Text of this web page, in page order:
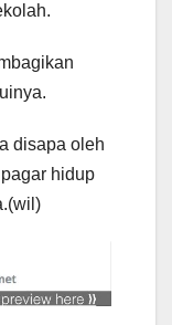
disapa oleh
hidup